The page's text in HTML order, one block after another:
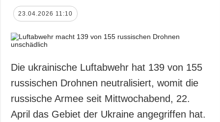
23.04.2026 11:10
Die ukrainische Luftabwehr hat 139 von 155
russischen Drohnen neutralisiert, womit die
russische Armee seit Mittwochabend, 22.
April das Gebiet der Ukraine angegriffen hat.